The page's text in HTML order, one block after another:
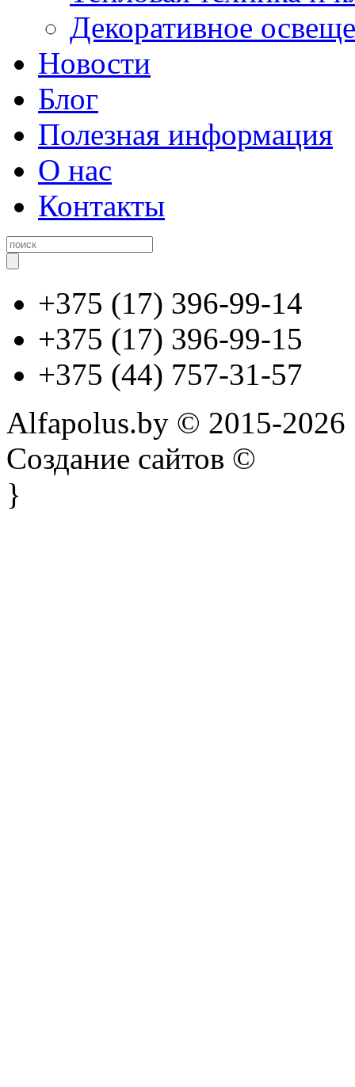
Декоративное
Новости
Блог
Полезная информация
О нас
Контакты
+375 (17) 396-99-14
+375 (17) 396-99-15
+375 (44) 757-31-57
Alfapolus.by © 2015-2026
Создание сайтов ©
}